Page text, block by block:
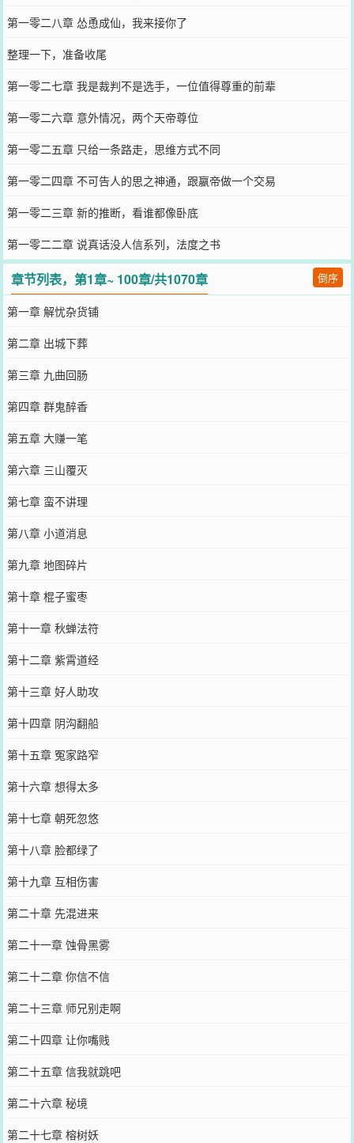
第一零二八章 怂恿成仙，我来接你了
整理一下，准备收尾
第一零二七章 我是裁判不是选手，一位值得尊重的前辈
第一零二六章 意外情况，两个天帝尊位
第一零二五章 只给一条路走，思维方式不同
第一零二四章 不可告人的思之神通，跟嬴帝做一个交易
第一零二三章 新的推断，看谁都像卧底
第一零二二章 说真话没人信系列，法度之书
章节列表，第1章~ 100章/共1070章 倒序
第一章 解忧杂货铺
第二章 出城下葬
第三章 九曲回肠
第四章 群鬼醉香
第五章 大赚一笔
第六章 三山覆灭
第七章 蛮不讲理
第八章 小道消息
第九章 地图碎片
第十章 棍子蜜枣
第十一章 秋蝉法符
第十二章 紫霄道经
第十三章 好人助攻
第十四章 阴沟翻船
第十五章 冤家路窄
第十六章 想得太多
第十七章 朝死忽悠
第十八章 脸都绿了
第十九章 互相伤害
第二十章 先混进来
第二十一章 蚀骨黑雾
第二十二章 你信不信
第二十三章 师兄别走啊
第二十四章 让你嘴贱
第二十五章 信我就跳吧
第二十六章 秘境
第二十七章 榕树妖